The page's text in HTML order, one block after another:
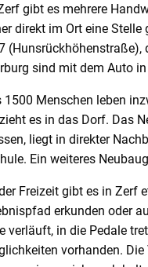
gibt es mehrere
direkt im Ort eine
(Hunsrückhöhenstraße),
sind mit dem Auto
1500 Menschen leben
es in das Dorf. Das
liegt in direkter
Ein weiteres
Freizeit gibt es in Zerf
erkunden oder
verläuft, in die Pedale
vorhanden.